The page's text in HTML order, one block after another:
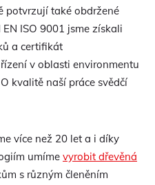
potvrzují také obdržené
ISO 9001 jsme získali
a certifikát
v oblasti environmentu
kvalitě naší práce svědčí
více než 20 let a i díky
umíme vyrobit dřevěná
s různým členěním